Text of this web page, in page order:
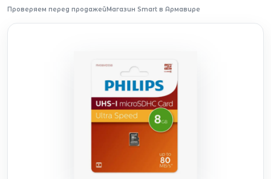
Проверяем перед продажейМагазин Smart в Армавире